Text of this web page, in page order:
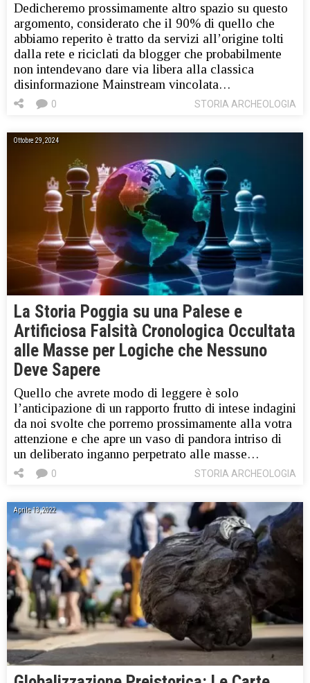
Dedicheremo prossimamente altro spazio su questo
argomento, considerato che il 90% di quello che
abbiamo reperito è tratto da servizi all’origine tolti
dalla rete e riciclati da blogger che probabilmente
non intendevano dare via libera alla classica
disinformazione Mainstream vincolata…
STORIA ARCHEOLOGIA
0
Ottobre 29, 2024
La Storia Poggia su una Palese e
Artificiosa Falsità Cronologica Occultata
alle Masse per Logiche che Nessuno
Deve Sapere
Quello che avrete modo di leggere è solo
l’anticipazione di un rapporto frutto di intese indagini
da noi svolte che porremo prossimamente alla votra
attenzione e che apre un vaso di pandora intriso di
un deliberato inganno perpetrato alle masse…
STORIA ARCHEOLOGIA
0
Aprile 13, 2022